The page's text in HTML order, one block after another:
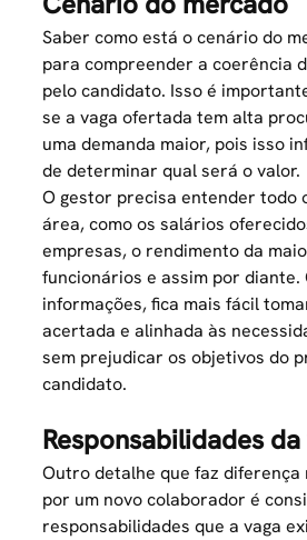
Saber como está o cenário do
para compreender a coerência
pelo candidato. Isso é
se a vaga ofertada tem alta
uma demanda maior, pois isso
de determinar qual será o valor.
O gestor precisa entender todo
área, como os salários
empresas, o rendimento da
funcionários e assim por diante.
informações, fica mais fácil
acertada e alinhada às
sem prejudicar os objetivos do
candidato.
Responsabilidades
Outro detalhe que faz diferença
por um novo colaborador é
responsabilidades que a vaga